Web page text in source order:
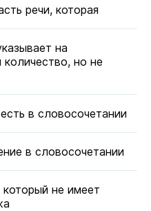
речи, которая
на
но не
в словосочетании
в словосочетании
не имеет